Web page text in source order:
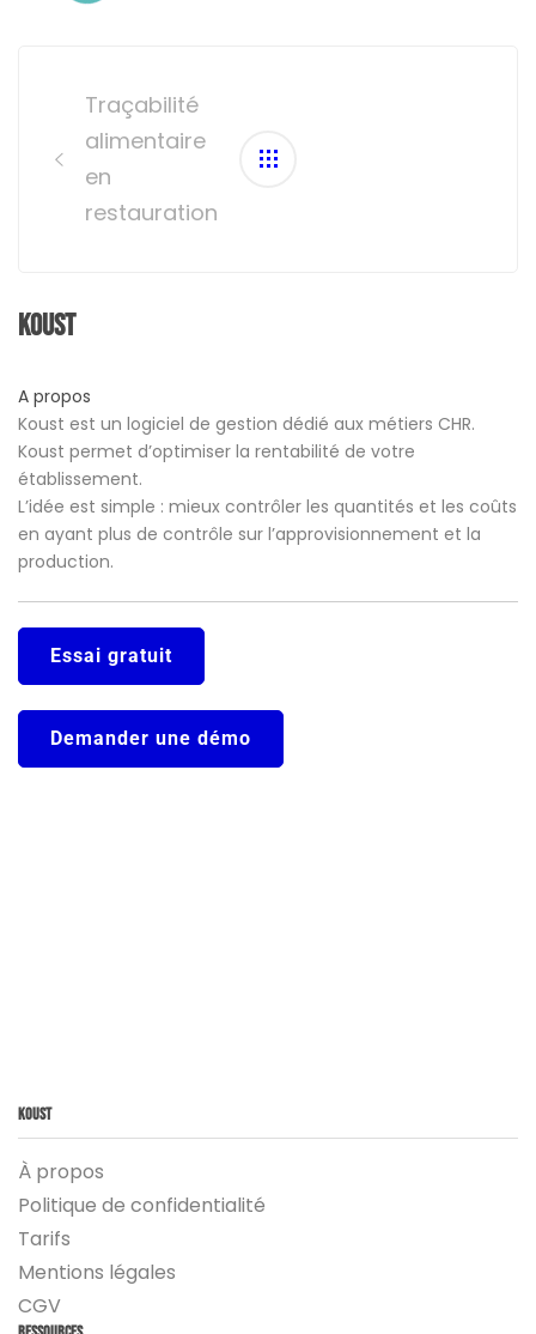
navigationTraçabilité
alimentaire
en
restauration
Koust
A propos
Koust est un logiciel de gestion dédié aux métiers CHR.
Koust permet d’optimiser la rentabilité de votre
établissement.
L’idée est simple : mieux contrôler les quantités et les coûts
en ayant plus de contrôle sur l’approvisionnement et la
production.
Essai gratuit
Demander une démo
Koust
À propos
Politique de confidentialité
Tarifs
Mentions légales
CGV